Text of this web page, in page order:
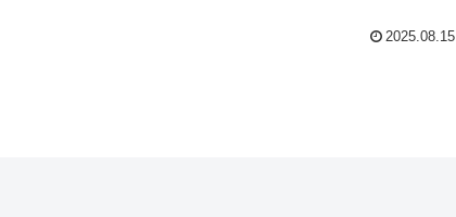
2025.08.15